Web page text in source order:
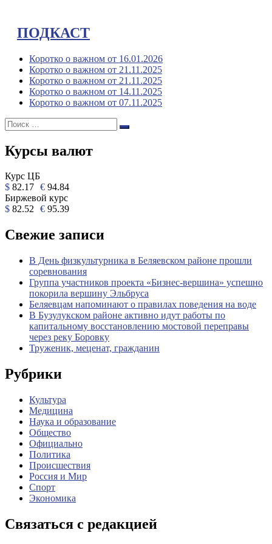
ПОДКАСТ
Коротко о важном от 16.01.2026
Коротко о важном от 21.11.2025
Коротко о важном от 21.11.2025
Коротко о важном от 14.11.2025
Коротко о важном от 07.11.2025
Поиск:
Поиск
Курсы валют
Курс ЦБ
$ 82.17 € 94.84
Биржевой курс
$ 82.52 € 95.39
Свежие записи
В День физкультурника в Беляевском районе прошли
соревнования
Группа участников проекта «Бизнес‑вершина» успешно
покорила вершину Эльбруса
Беляевцам напоминают о правилах поведения на воде
В Бузулукском районе активно идут работы по
капитальному восстановлению мостовой переправы
через реку Боровку
Труженик, меценат, гражданин
Рубрики
Культура
Медицина
Наука и образование
Общество
Официально
Политика
Происшествия
Россия и Мир
Спорт
Экономика
Связаться с редакцией